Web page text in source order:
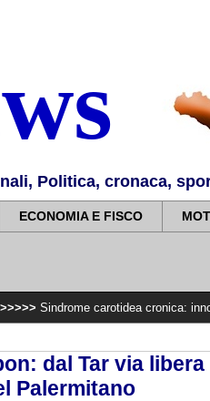
Politica, cronaca,
ECONOMIA E FISCO
carotidea cronica: innovativo
dal Tar via
Palermitano